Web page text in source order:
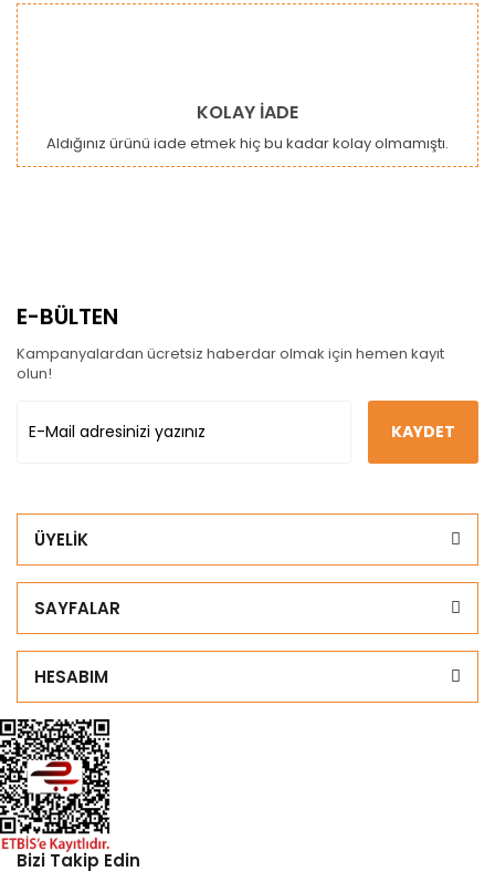
KOLAY İADE
Aldığınız ürünü iade etmek hiç bu kadar kolay olmamıştı.
E-BÜLTEN
Kampanyalardan ücretsiz haberdar olmak için hemen kayıt
olun!
KAYDET
ÜYELİK
SAYFALAR
HESABIM
Bizi Takip Edin